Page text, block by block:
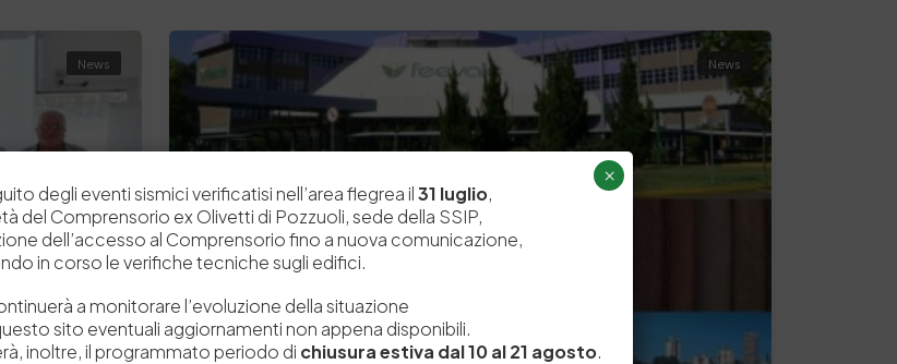
News News
degli eventi sismici verificatisi nell’area flegrea il31 luglio,
del Comprensorio ex Olivetti di Pozzuoli, sede della SSIP,
dell’accesso al Comprensorio fino a nuova comunicazione,
in corso le verifiche tecniche sugli edifici.
a monitorare l’evoluzione della situazione
sito eventuali aggiornamenti non appena disponibili.
inoltre, il programmato periodo di chiusura estiva dal 10 al 21 agosto.
×